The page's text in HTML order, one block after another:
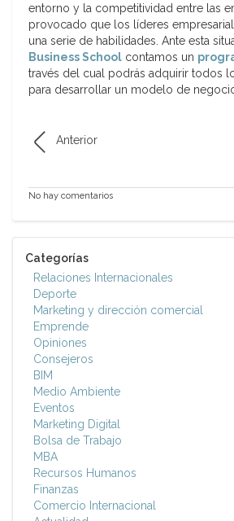
entorno y la competitividad entre las
provocado que los líderes
una serie de habilidades. Ante esta
Business School contamos un
través del cual podrás adquirir todos
para desarrollar un modelo de
Anterior
No hay comentarios
Categorías
Relaciones Internacionales
Deporte
Marketing y dirección comercial
Emprende
Opiniones
Consejeros
BIM
Medio Ambiente
Eventos
Marketing Digital
Bolsa de Trabajo
MBA
Recursos Humanos
Finanzas
Comercio Internacional